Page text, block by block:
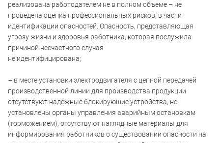
реализована работодателем не в полном объеме – не
проведена оценка профессиональных рисков, в части
идентификации опасностей. Опасность, представляющая
угрозу жизни и здоровья работника, которая послужила
причиной несчастного случая
не идентифицирована;
– в месте установки электродвигателя с цепной передачей
производственной линии для производства продукции
отсутствуют надежные блокирующие устройства, не
установлены органы управления аварийным остановкам
(торможением), отсутствуют наглядные материалы для
информирования работников о существовании опасности на